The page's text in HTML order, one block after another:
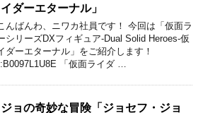
ダーエターナル」
んばんわ、ニワカ社員です！ 今回は「仮面ラ
シリーズDXフィギュア-Dual Solid Heroes-仮
ダーエターナル」をご紹介します！
「仮面ライダ …
ョの奇妙な冒険「ジョセフ・ジョ